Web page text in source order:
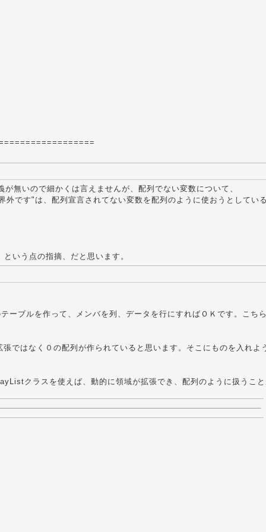
無いので細かくは言えませんが、配列でない変数について、
です"は、配列宣言されてない変数を配列のように使おうとしてい
いう点の指摘、だと思います。
ブルを作って、メンバを列、データを行にすればＯＫです。こち
ではなく０の配列が作られていると思います。そこにものを入れよ
クラスを使えば、動的に領域が拡張でき、配列のように扱うこ